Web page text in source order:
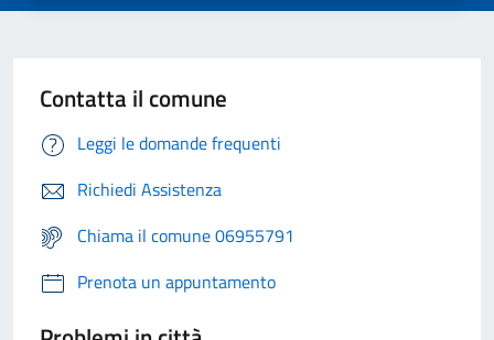
Contatta il comune
Leggi le domande frequenti
Richiedi Assistenza
Chiama il comune 06955791
Prenota un appuntamento